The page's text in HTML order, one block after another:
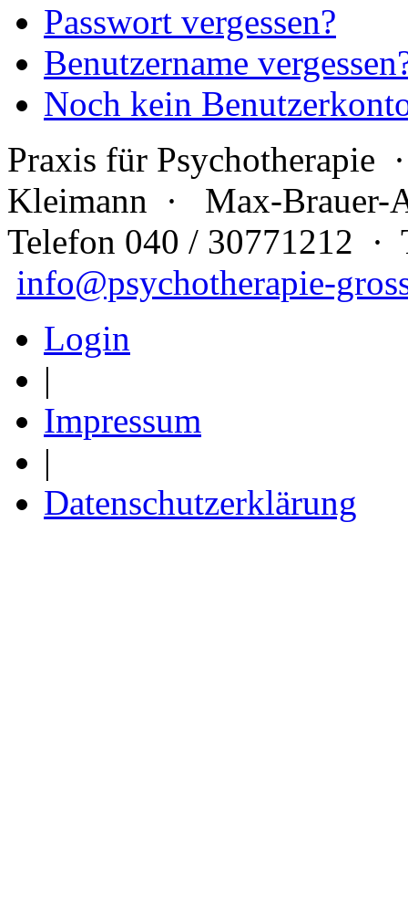
Passwort vergessen?
Benutzername
Noch kein
Praxis für Psychotherapie
Kleimann · Max-Brauer-
Telefon 040 / 30771212 ·
info@psychotherapie-
Login
|
Impressum
|
Datenschutzerklärung